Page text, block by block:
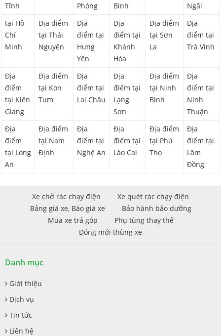
Tĩnh
Phòng
Bình
Ngãi
tại Hồ
Chí
Minh
Địa điểm
tại Thái
Nguyên
Địa
điểm tại
Hưng
Yên
Địa
điểm tại
Khánh
Hòa
Địa điểm
tại Sơn
La
Địa
điểm tại
Trà Vinh
Địa
điểm
tại Kiên
Giang
Địa điểm
tại Kon
Tum
Địa
điểm tại
Lai Châu
Địa
điểm tại
Lạng
Sơn
Địa điểm
tại Ninh
Bình
Địa
điểm tại
Ninh
Thuận
Địa
điểm
tại Long
An
Địa điểm
tại Nam
Định
Địa
điểm tại
Nghệ An
Địa
điểm tại
Lào Cai
Địa điểm
tại Phú
Thọ
Địa
điểm tại
Lâm
Đồng
Xe chở rác chạy điện
Xe quét rác chạy điện
Bảng giá xe, Báo giá xe
Bảo hành bảo dưỡng
Mua xe trả góp
Phụ tùng thay thế
Đóng mới thùng xe
Danh mục
Giới thiệu
Dịch vụ
Tin tức
Liên hệ